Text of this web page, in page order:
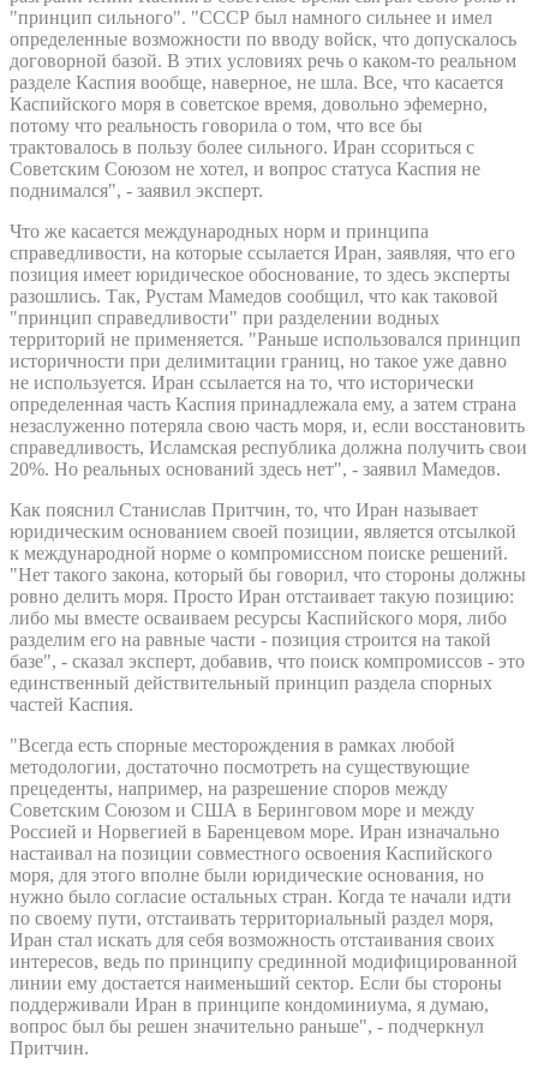
"принцип сильного". "СССР был намного сильнее и имел
определенные возможности по вводу войск, что допускалось
договорной базой. В этих условиях речь о каком-то реальном
разделе Каспия вообще, наверное, не шла. Все, что касается
Каспийского моря в советское время, довольно эфемерно,
потому что реальность говорила о том, что все бы
трактовалось в пользу более сильного. Иран ссориться с
Советским Союзом не хотел, и вопрос статуса Каспия не
поднимался", - заявил эксперт.
Что же касается международных норм и принципа
справедливости, на которые ссылается Иран, заявляя, что его
позиция имеет юридическое обоснование, то здесь эксперты
разошлись. Так, Рустам Мамедов сообщил, что как таковой
"принцип справедливости" при разделении водных
территорий не применяется. "Раньше использовался принцип
историчности при делимитации границ, но такое уже давно
не используется. Иран ссылается на то, что исторически
определенная часть Каспия принадлежала ему, а затем страна
незаслуженно потеряла свою часть моря, и, если восстановить
справедливость, Исламская республика должна получить свои
20%. Но реальных оснований здесь нет", - заявил Мамедов.
Как пояснил Станислав Притчин, то, что Иран называет
юридическим основанием своей позиции, является отсылкой
к международной норме о компромиссном поиске решений.
"Нет такого закона, который бы говорил, что стороны должны
ровно делить моря. Просто Иран отстаивает такую позицию:
либо мы вместе осваиваем ресурсы Каспийского моря, либо
разделим его на равные части - позиция строится на такой
базе", - сказал эксперт, добавив, что поиск компромиссов - это
единственный действительный принцип раздела спорных
частей Каспия.
"Всегда есть спорные месторождения в рамках любой
методологии, достаточно посмотреть на существующие
прецеденты, например, на разрешение споров между
Советским Союзом и США в Беринговом море и между
Россией и Норвегией в Баренцевом море. Иран изначально
настаивал на позиции совместного освоения Каспийского
моря, для этого вполне были юридические основания, но
нужно было согласие остальных стран. Когда те начали идти
по своему пути, отстаивать территориальный раздел моря,
Иран стал искать для себя возможность отстаивания своих
интересов, ведь по принципу срединной модифицированной
линии ему достается наименьший сектор. Если бы стороны
поддерживали Иран в принципе кондоминиума, я думаю,
вопрос был бы решен значительно раньше", - подчеркнул
Притчин.